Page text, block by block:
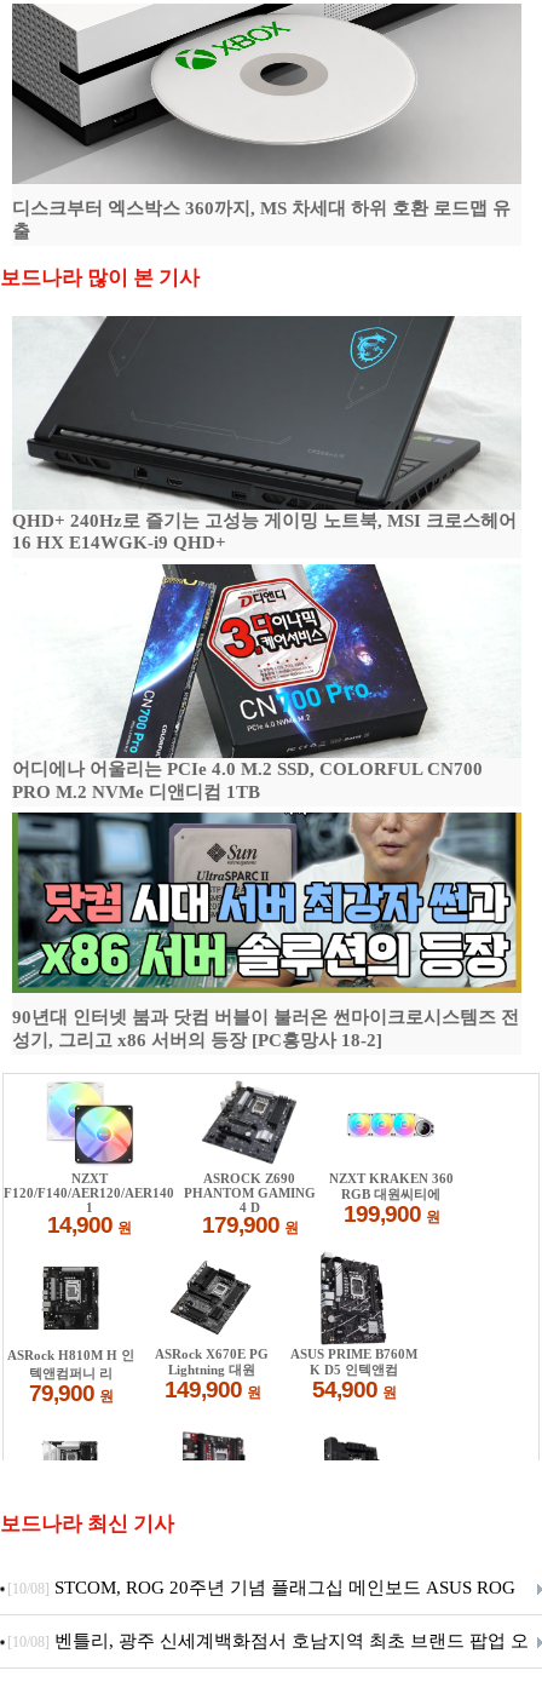
디스크부터 엑스박스 360까지, MS 차세대 하위 호환 로드맵 유
출
보드나라 많이 본 기사
QHD+ 240Hz로 즐기는 고성능 게이밍 노트북, MSI 크로스헤어
16 HX E14WGK-i9 QHD+
어디에나 어울리는 PCIe 4.0 M.2 SSD, COLORFUL CN700
PRO M.2 NVMe 디앤디컴 1TB
90년대 인터넷 붐과 닷컴 버블이 불러온 썬마이크로시스템즈 전
성기, 그리고 x86 서버의 등장 [PC흥망사 18-2]
보드나라 최신 기사
[10/08] STCOM, ROG 20주년 기념 플래그십 메인보드 ASUS ROG
Crosshair X870E EDITION 20 국내 출시 예정
[10/08] 벤틀리, 광주 신세계백화점서 호남지역 최초 브랜드 팝업 오